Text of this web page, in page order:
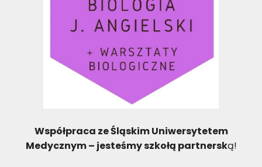
Współpraca ze Śląskim Uniwersytetem
Medycznym – jesteśmy szkołą partnerską!